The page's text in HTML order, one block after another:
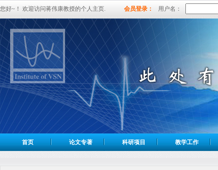
您好~！ 欢迎访问蒋伟康教授的个人主页. 会员登录： 用户名：
首页 论文专著 科研项目 教学工作